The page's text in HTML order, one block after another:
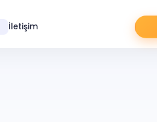
İletişim